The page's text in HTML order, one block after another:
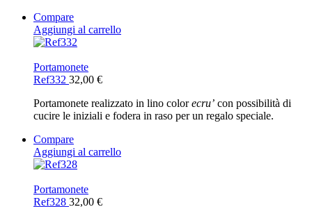
Compare
Aggiungi al carrello
Portamonete
Ref332 32,00 €
Portamonete realizzato in lino colorecru’ con possibilità di
cucire le iniziali e fodera in raso per un regalo speciale.
Compare
Aggiungi al carrello
Portamonete
Ref328 32,00 €